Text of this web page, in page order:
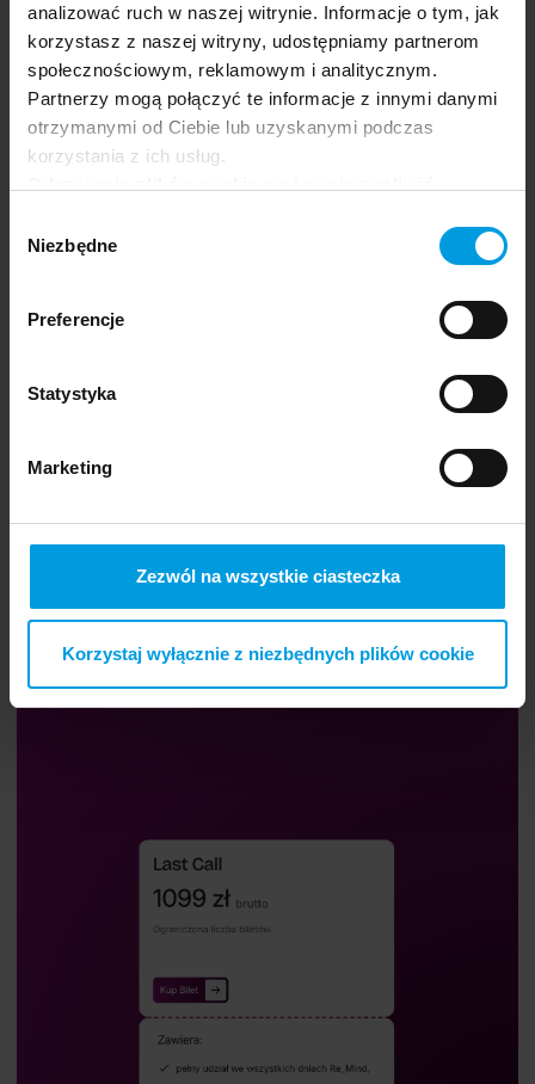
analizować ruch w naszej witrynie. Informacje o tym, jak
korzystasz z naszej witryny, udostępniamy partnerom
społecznościowym, reklamowym i analitycznym.
Partnerzy mogą połączyć te informacje z innymi danymi
otrzymanymi od Ciebie lub uzyskanymi podczas
korzystania z ich usług.
oferowanych na naszej stronie, w tym m.in. z
zgody
Niezbędne
Preferencje
Statystyka
Marketing
Zezwól na wszystkie ciasteczka
Korzystaj wyłącznie z niezbędnych plików cookie
Buy a ticket.
Buy Ticket